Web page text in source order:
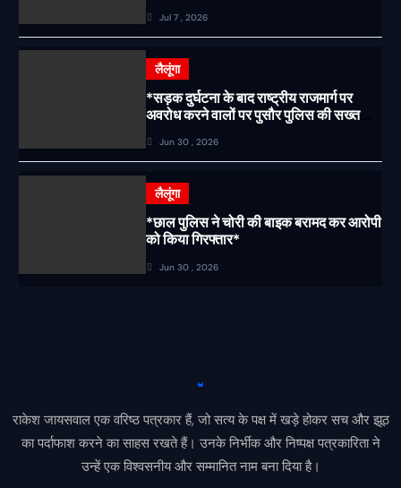
Jul 7 , 2026
लैलूंगा
*सड़क दुर्घटना के बाद राष्ट्रीय राजमार्ग पर
अवरोध करने वालों पर पुसौर पुलिस की सख्त
Jun 30 , 2026
लैलूंगा
*छाल पुलिस ने चोरी की बाइक बरामद कर आरोपी
को किया गिरफ्तार*
Jun 30 , 2026
राकेश जायसवाल एक वरिष्ठ पत्रकार हैं, जो सत्य के पक्ष में खड़े होकर सच और झूठ
का पर्दाफाश करने का साहस रखते हैं। उनके निर्भीक और निष्पक्ष पत्रकारिता ने
उन्हें एक विश्वसनीय और सम्मानित नाम बना दिया है।